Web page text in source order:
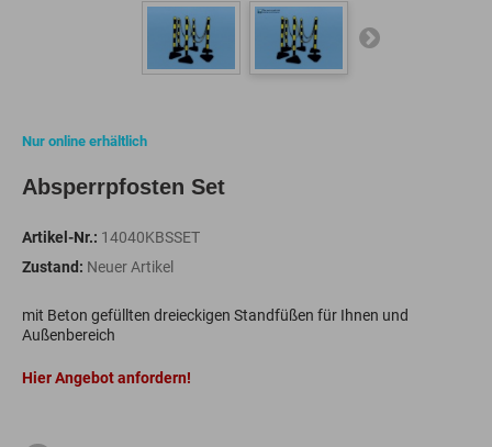
Nur online erhältlich
Absperrpfosten Set
Artikel-Nr.: 14040KBSSET
Zustand: Neuer Artikel
mit Beton gefüllten dreieckigen Standfüßen für Ihnen und
Außenbereich
Hier Angebot anfordern!